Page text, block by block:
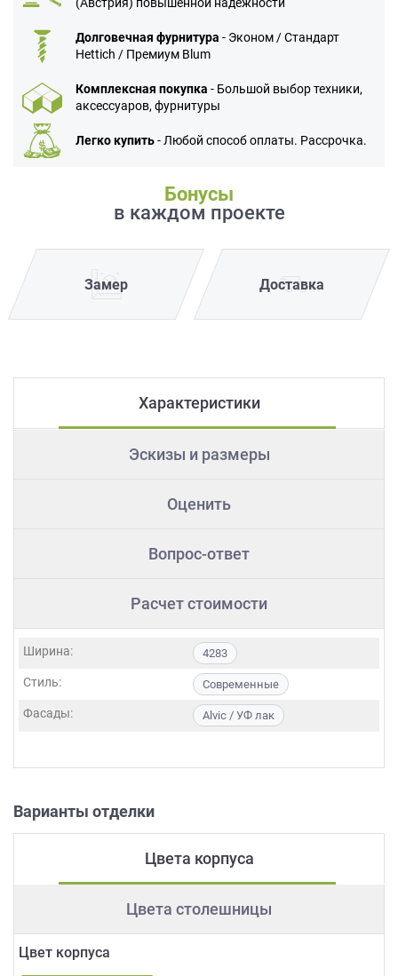
(Австрия) повышенной надежности
Долговечная фурнитура - Эконом / Стандарт
Hettich / Премиум Blum
Комплексная покупка - Большой выбор техники,
аксессуаров, фурнитуры
Легко купить- Любой способ оплаты. Рассрочка.
Бонусы
в каждом проекте
Замер Доставка
Характеристики
Эскизы и размеры
Оценить
Вопрос-ответ
Расчет стоимости
Ширина: 4283
Стиль: Современные
Фасады: Alvic / УФ лак
Варианты отделки
Цвета корпуса
Цвета столешницы
Цвет корпуса